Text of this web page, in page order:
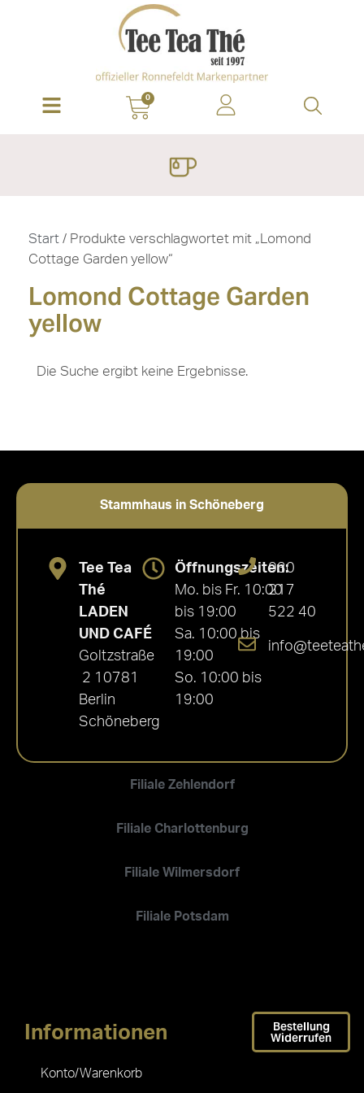
0
Start / Produkte verschlagwortet mit „Lomond
Cottage Garden yellow“
Lomond Cottage Garden
yellow
Die Suche ergibt keine Ergebnisse.
Stammhaus in Schöneberg
Filiale Zehlendorf
Filiale Charlottenburg
Filiale Wilmersdorf
Filiale Potsdam
Tee Tea
Thé
LADEN
UND CAFÉ
Goltzstraße
2 10781
Berlin
Schöneberg
Öffnungszeiten:
Mo. bis Fr. 10:00
bis 19:00
Sa. 10:00 bis
19:00
So. 10:00 bis
19:00
030
217
522 40
Informationen
Konto/Warenkorb
Bestellung
Widerrufen